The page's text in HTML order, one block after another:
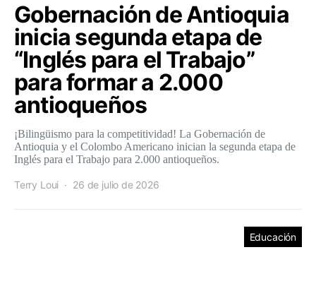
Gobernación de Antioquia
inicia segunda etapa de
“Inglés para el Trabajo”
para formar a 2.000
antioqueños
¡Bilingüismo para la competitividad! La Gobernación de
Antioquia y el Colombo Americano inician la segunda etapa de
Inglés para el Trabajo para 2.000 antioqueños.
Terry Loui 26 de julio de 2026
Educación